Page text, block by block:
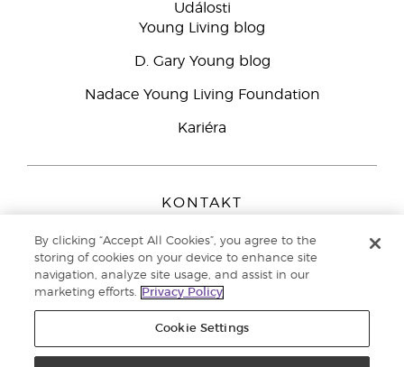
Události
Young Living blog
D. Gary Young blog
Nadace Young Living Foundation
Kariéra
KONTAKT
Peizerweg 97
9727 AJ Groningen
Netherlands
Zákaznická podpora800 144 066
By clicking “Accept All Cookies”, you agree to the
storing of cookies on your device to enhance site
navigation, analyze site usage, and assist in our
marketing efforts.
Privacy Policy
Cookie Settings